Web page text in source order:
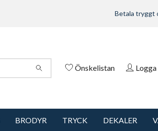
Betala tryggt
Önskelistan Logga
BRODYR TRYCK DEKALER